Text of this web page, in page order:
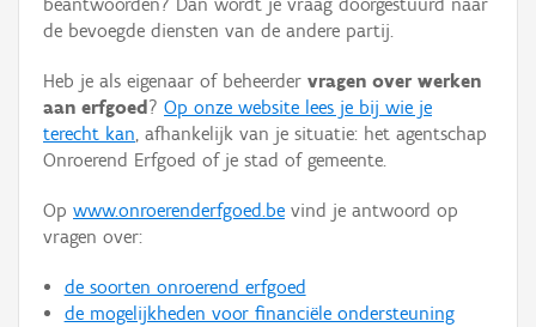
Persoon of collectief
Hergebruik
Aanmelden
de bevoegde diensten van de andere partij.
Heb je als eigenaar of beheerder vragen over werken
aan erfgoed ? Op onze website lees je bij wie je
terecht kan, afhankelijk van je situatie: het agentschap
Onroerend Erfgoed of je stad of gemeente.
Op www.onroerenderfgoed.be vind je antwoord op
vragen over:
de soorten onroerend erfgoed
de mogelijkheden voor financiële ondersteuning